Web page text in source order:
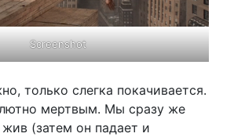
Screenshot
только слегка покачивается.
мертвым. Мы сразу же
(затем он падает и